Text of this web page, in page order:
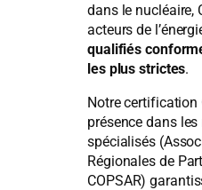
dans le nucléaire,
acteurs de
qualifiés
les plus strictes.
Notre certification
présence dans les
spécialisés
Régionales de
COPSAR)